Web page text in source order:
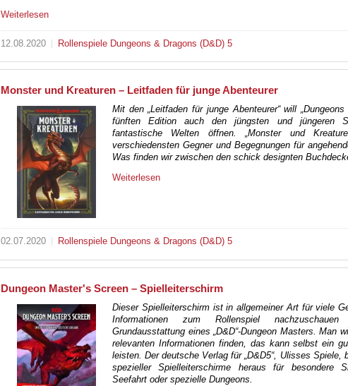
Weiterlesen
12.08.2020 Rollenspiele Dungeons & Dragons (D&D) 5
Monster und Kreaturen – Leitfaden für junge Abenteurer
Mit den „Leitfaden für junge Abenteurer“ will
fünften Edition auch den jüngsten und jüngeren
fantastische Welten öffnen. „Monster und
verschiedensten Gegner und Begegnungen für
Was finden wir zwischen den schick designten
Weiterlesen
02.07.2020 Rollenspiele Dungeons & Dragons (D&D) 5
Dungeon Master's Screen – Spielleiterschirm
Dieser Spielleiterschirm ist in allgemeiner Art für viele
Informationen zum Rollenspiel
Grundausstattung eines „D&D“-Dungeon Masters. Man
relevanten Informationen finden, das kann selbst ein
leisten. Der deutsche Verlag für „D&D5“, Ulisses Spiele,
spezieller Spielleiterschirme heraus für besondere
Seefahrt oder spezielle Dungeons.